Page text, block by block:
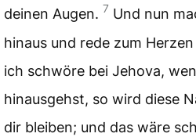
deinen Augen. 7 Und nun
hinaus und rede zum
ich schwöre bei Jehova,
hinausgehst, so wird diese
dir bleiben; und das wäre